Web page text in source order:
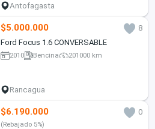
Antofagasta
$5.000.000
8
Ford Focus 1.6 CONVERSABLE
2010 Bencina 201000 km
Rancagua
$6.190.000 0
(Rebajado 5%)